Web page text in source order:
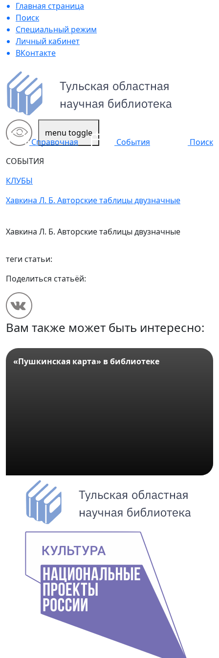
Главная страница
Поиск
Специальный режим
Личный кабинет
ВКонтакте
menu toggle
Справочная
События
Поиск
СОБЫТИЯ
КЛУБЫ
Хавкина Л. Б. Авторские таблицы двузначные
Хавкина Л. Б. Авторские таблицы двузначные
теги статьи:
Поделиться статьёй:
Вам также может быть интересно:
«Пушкинская карта» в библиотеке